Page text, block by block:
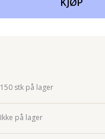
150 stk på lager
Ikke på lager